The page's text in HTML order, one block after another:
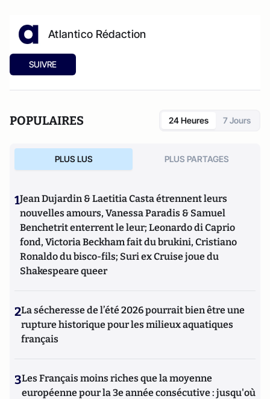
Atlantico Rédaction
SUIVRE
POPULAIRES 24 Heures 7 Jours
PLUS LUS PLUS PARTAGES
1Jean Dujardin & Laetitia Casta étrennent leurs
nouvelles amours, Vanessa Paradis & Samuel
Benchetrit enterrent le leur; Leonardo di Caprio
fond, Victoria Beckham fait du brukini, Cristiano
Ronaldo du bisco-fils; Suri ex Cruise joue du
Shakespeare queer
2La sécheresse de l’été 2026 pourrait bien être une
rupture historique pour les milieux aquatiques
français
3Les Français moins riches que la moyenne
européenne pour la 3e année consécutive : jusqu'où